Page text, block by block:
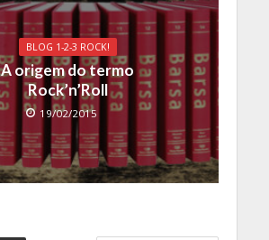
BLOG 1-2-3 ROCK!
A origem do termo
Rock’n’Roll
19/02/2015